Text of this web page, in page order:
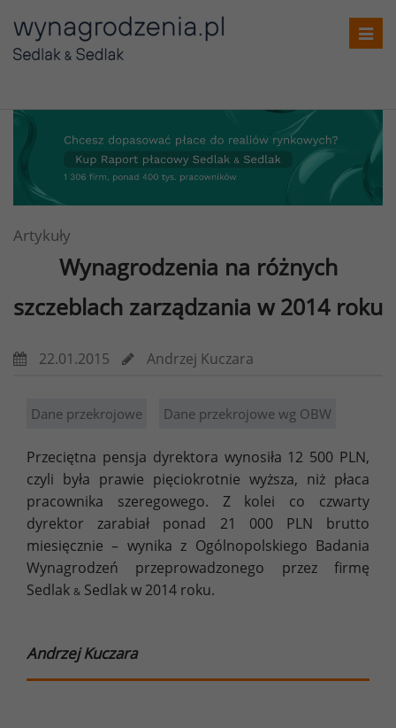
Artykuły
Wynagrodzenia na różnych
szczeblach zarządzania w 2014 roku
22.01.2015 Andrzej Kuczara
Dane przekrojowe Dane przekrojowe wg OBW
Przeciętna pensja dyrektora wynosiła 12 500 PLN,
czyli była prawie pięciokrotnie wyższa, niż płaca
pracownika szeregowego. Z kolei co czwarty
dyrektor zarabiał ponad 21 000 PLN brutto
miesięcznie – wynika z Ogólnopolskiego Badania
Wynagrodzeń przeprowadzonego przez firmę
Sedlak & Sedlak w 2014 roku.
Andrzej Kuczara